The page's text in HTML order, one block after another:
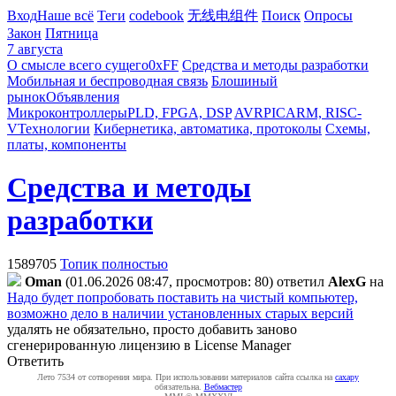
ВходНаше всё Теги codebook 无线电组件 Поиск Опросы
Закон Пятница
7 августа
О смысле всего сущего0xFF Средства и методы разработки
Мобильная и беспроводная связь Блошиный
рынокОбъявления
МикроконтроллерыPLD, FPGA, DSP AVRPICARM, RISC-
VТехнологии Кибернетика, автоматика, протоколы Схемы,
платы, компоненты
Средства и методы
разработки
1589705 Топик полностью
Oman (01.06.2026 08:47, просмотров: 80) ответил AlexG на
Надо будет попробовать поставить на чистый компьютер,
возможно дело в наличии установленных старых версий
удалять не обязательно, просто добавить заново
сгенерированную лицензию в License Manager
Ответить
Лето 7534 от сотворения мира. При использовании материалов сайта ссылка на caxapу
обязательна. Вебмастер